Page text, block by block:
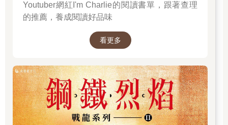
Youtuber網紅I'm Charlie的閱讀書單，跟著查理
的推薦，養成閱讀好品味
看更多